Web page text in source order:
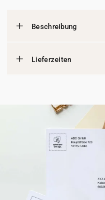
Beschreibung
Lieferzeiten